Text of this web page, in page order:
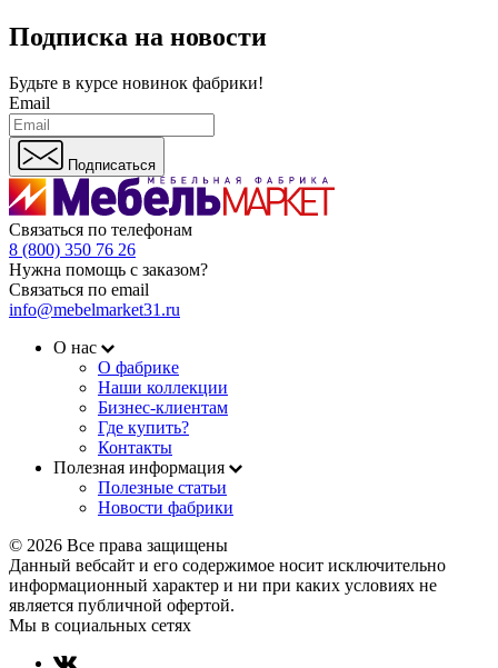
Подписка на новости
Будьте в курсе новинок фабрики!
Email
Подписаться
Связаться по телефонам
8 (800) 350 76 26
Нужна помощь с заказом?
Связаться по email
info@mebelmarket31.ru
О нас
О фабрике
Наши коллекции
Бизнес-клиентам
Где купить?
Контакты
Полезная информация
Полезные статьи
Новости фабрики
© 2026 Все права защищены
Данный вебсайт и его содержимое носит исключительно
информационный характер и ни при каких условиях не
является публичной офертой.
Мы в социальных сетях